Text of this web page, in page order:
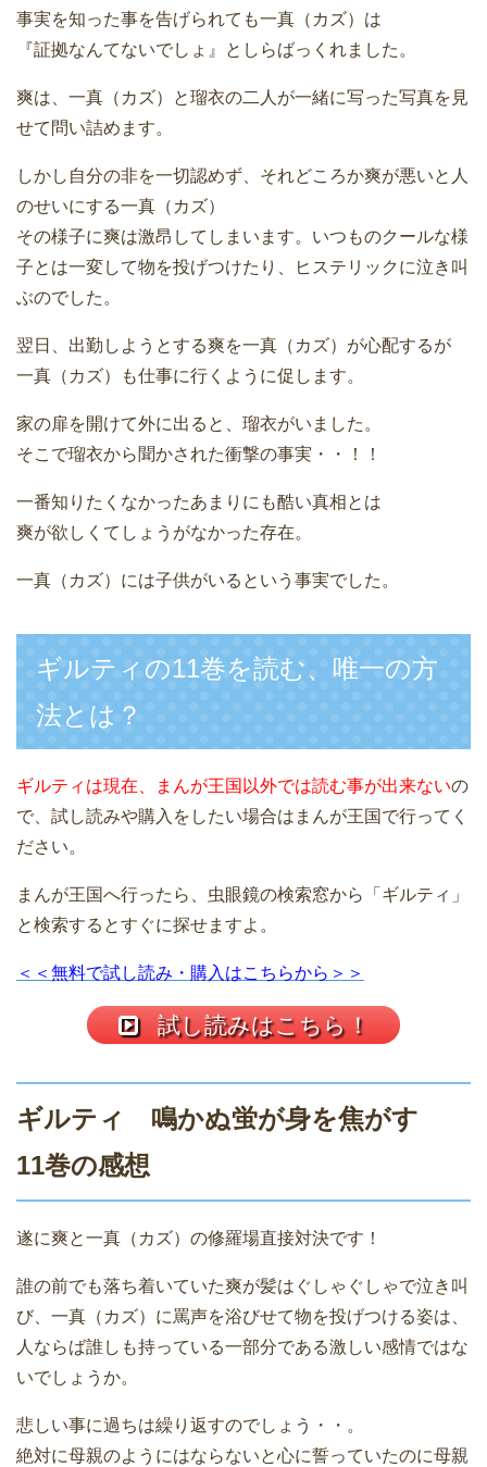
事実を知った事を告げられても一真（カズ）は
『証拠なんてないでしょ』としらばっくれました。
爽は、一真（カズ）と瑠衣の二人が一緒に写った写真を見
せて問い詰めます。
しかし自分の非を一切認めず、それどころか爽が悪いと人
のせいにする一真（カズ）
その様子に爽は激昂してしまいます。いつものクールな様
子とは一変して物を投げつけたり、ヒステリックに泣き叫
ぶのでした。
翌日、出勤しようとする爽を一真（カズ）が心配するが
一真（カズ）も仕事に行くように促します。
家の扉を開けて外に出ると、瑠衣がいました。
そこで瑠衣から聞かされた衝撃の事実・・！！
一番知りたくなかったあまりにも酷い真相とは
爽が欲しくてしょうがなかった存在。
一真（カズ）には子供がいるという事実でした。
ギルティの11巻を読む、唯一の方
法とは？
ギルティは現在、まんが王国以外では読む事が出来ないの
で、試し読みや購入をしたい場合はまんが王国で行ってく
ださい。
まんが王国へ行ったら、虫眼鏡の検索窓から「ギルティ」
と検索するとすぐに探せますよ。
＜＜無料で試し読み・購入はこちらから＞＞
試し読みはこちら！
ギルティ 鳴かぬ蛍が身を焦がす
11巻の感想
遂に爽と一真（カズ）の修羅場直接対決です！
誰の前でも落ち着いていた爽が髪はぐしゃぐしゃで泣き叫
び、一真（カズ）に罵声を浴びせて物を投げつける姿は、
人ならば誰しも持っている一部分である激しい感情ではな
いでしょうか。
悲しい事に過ちは繰り返すのでしょう・・。
絶対に母親のようにはならないと心に誓っていたのに母親